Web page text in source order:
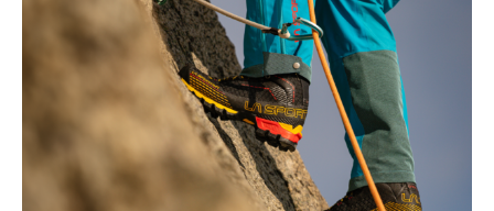
HOVEDSPONSOR!